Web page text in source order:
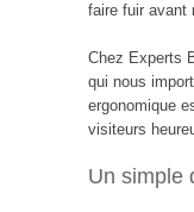
faire fuir avant
Chez Experts
qui nous
ergonomique
visiteurs
Un simple